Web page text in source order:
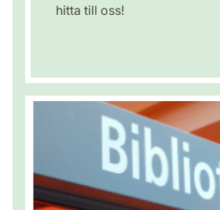
hitta till oss!